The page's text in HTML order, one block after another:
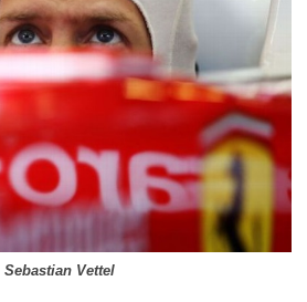
Sebastian Vettel